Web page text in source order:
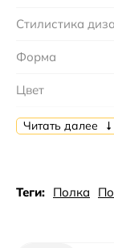
Стилистика
Форма
Цвет
Тип
Материал
Читать далее
Теги: Полка